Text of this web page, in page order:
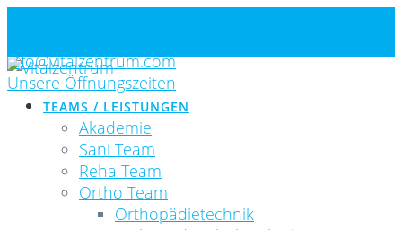
content
info@vitalzentrum.com
Unsere Öffnungszeiten
TEAMS / LEISTUNGEN
Akademie
Sani Team
Reha Team
Ortho Team
Orthopädietechnik